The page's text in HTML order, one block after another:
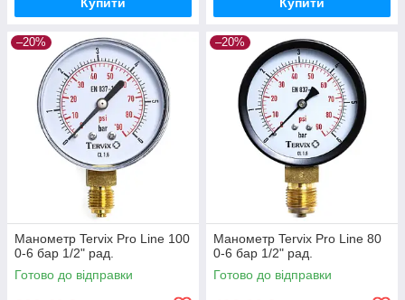
–20%
Манометр Tervix Pro Line 100
0-6 бар 1/2" рад.
Готово до відправки
–20%
Манометр Tervix Pro Line 80
0-6 бар 1/2" рад.
Готово до відправки